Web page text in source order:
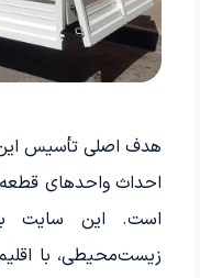
هدف اصلی تأسیس این
احداث واحدهای
است. این سایت
زیست‌محیطی، با